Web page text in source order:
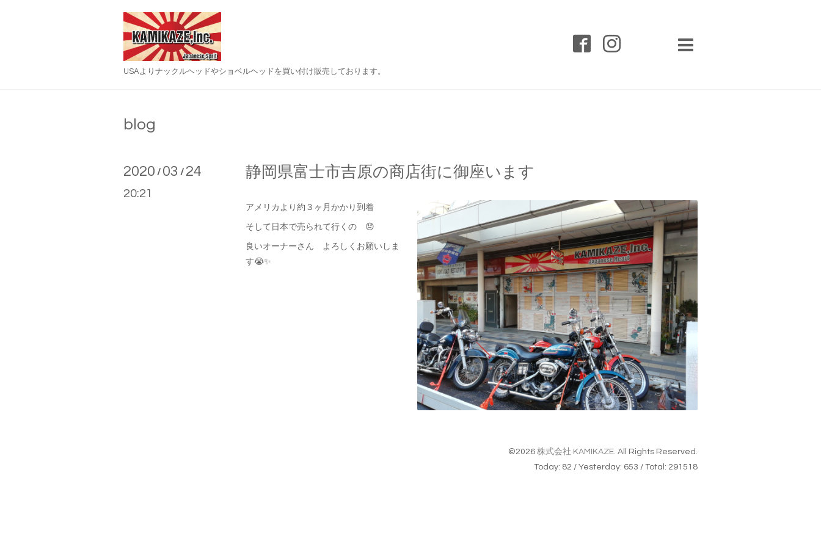
USAよりナックルヘッドやショベルヘッドを買い付け販売しております。
blog
2020 / 03 / 24
20:21
静岡県富士市吉原の商店街に御座います
アメリカより約３ヶ月かかり到着
そして日本で売られて行くの 😞
良いオーナーさん よろしくお願いしま
す😭✨
©2026 株式会社 KAMIKAZE. All Rights Reserved.
Today: 82 / Yesterday: 653 / Total: 291518